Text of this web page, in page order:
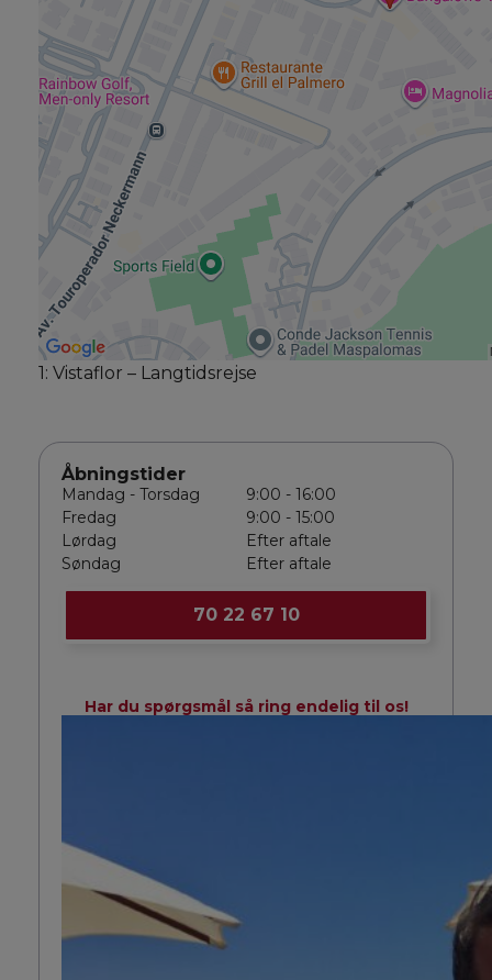
1: Vistaflor – Langtidsrejse
Åbningstider
Mandag - Torsdag
Fredag
Lørdag
Søndag
9:00 - 16:00
9:00 - 15:00
Efter aftale
Efter aftale
70 22 67 10
Har du spørgsmål så ring endelig til os!